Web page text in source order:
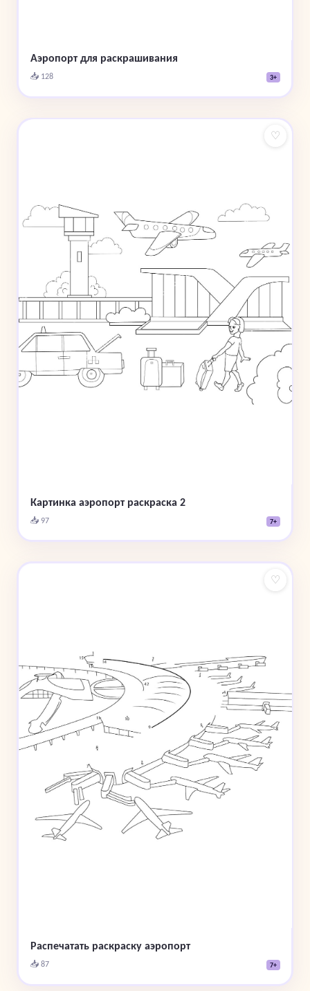
Аэропорт для раскрашивания
📥 128 3+
♡
Картинка аэропорт раскраска 2
📥 97 7+
♡
Распечатать раскраску аэропорт
📥 87 7+